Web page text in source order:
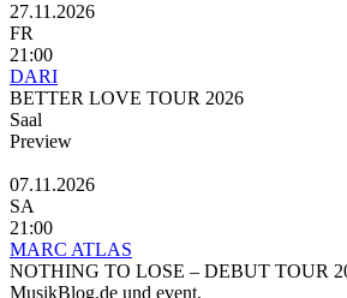
27.11.2026
FR
21:00
DARI
BETTER LOVE TOUR 2026
Saal
Preview
07.11.2026
SA
21:00
MARC ATLAS
NOTHING TO LOSE – DEBUT TOUR
MusikBlog.de und event.